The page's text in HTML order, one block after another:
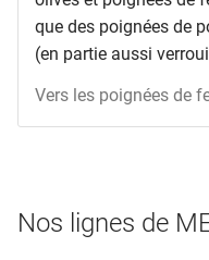
que des poignées de
(en partie aussi
Vers les poignées de
Nos lignes de